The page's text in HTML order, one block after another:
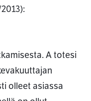
A totesi
olleet asiassa